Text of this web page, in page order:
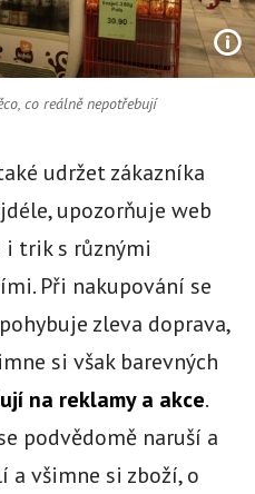
co reálně nepotřebují
udržet zákazníka
upozorňuje web
trik s různými
Při nakupování se
zleva doprava,
si však barevných
na reklamy a akce.
podvědomě naruší a
a všimne si zboží, o